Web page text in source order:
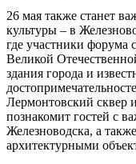
26 мая также станет
культуры – в
где участники форума
Великой
здания города и
Лермонтовский сквер
познакомит гостей с
Железноводска, а
архитектурными